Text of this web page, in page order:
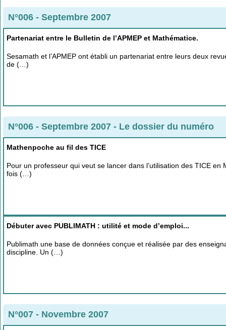
N°006 - Septembre 2007
Partenariat entre le Bulletin de l’APMEP et Mathématice.
Sesamath et l’APMEP ont établi un partenariat entre leurs deux
de (…)
N°006 - Septembre 2007 - Le dossier du numéro
Mathenpoche au fil des TICE
Pour un professeur qui veut se lancer dans l’utilisation des TICE
fois (…)
Débuter avec PUBLIMATH : utilité et mode d’emploi...
Publimath une base de données conçue et réalisée par des
discipline. Un (…)
N°007 - Novembre 2007